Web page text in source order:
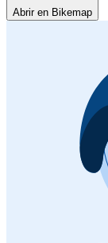
Abrir en Bikemap